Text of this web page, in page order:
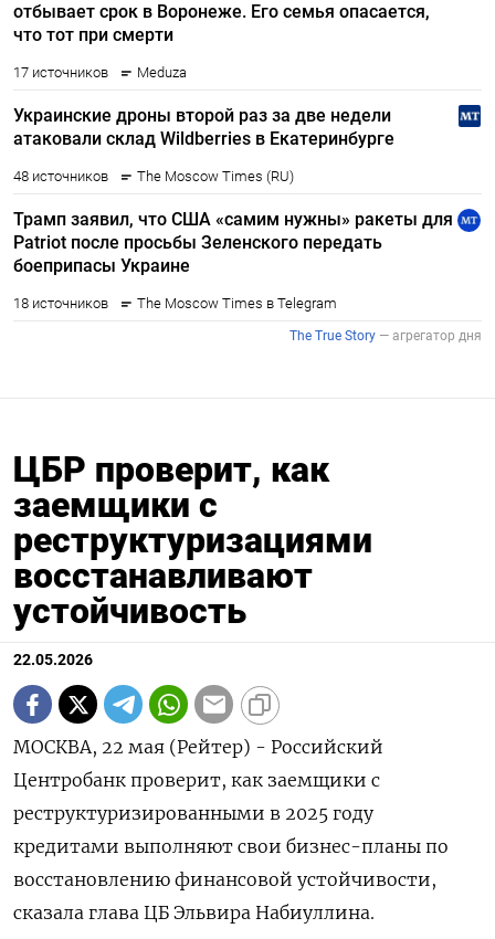
ЦБР проверит, как
заемщики с
реструктуризациями
восстанавливают
устойчивость
22.05.2026
МОСКВА, 22 мая (Рейтер) - Российский
Центробанк проверит, как заемщики с
реструктуризированными в 2025 году
кредитами выполняют свои бизнес-планы по
восстановлению финансовой устойчивости,
сказала глава ЦБ Эльвира Набиуллина.